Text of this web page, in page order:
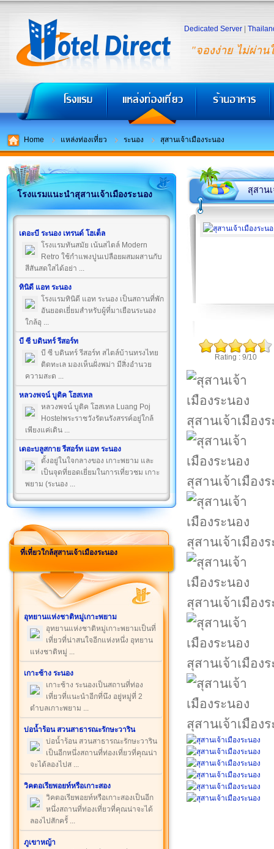
"จองง่าย ไม่ผ่าน
Dedicated Server
Home แหล่งท่องเที่ยว ระนอง สุสานเจ้าเมืองระนอง
โรงแรมแนะนำสุสานเจ้าเมืองระนอง
เดอะบี ระนอง เทรนด์ โฮเต็ล
โรงแรมทันสมัย เน้นสไตล์ Modern
Retro ใช้กำแพงปูนเปลือยผสมผสานกับ
สีสันสดใสได้อย่า ...
ทินิดี แอท ระนอง
โรงแรมทินิดี แอท ระนอง เป็นสถานที่พัก
อันยอดเยี่ยมสำหรับผู้ที่มาเยือนระนอง
ใกล้อุ ...
บี ซี บดินทร์ รีสอร์ท
บี ซี บดินทร์ รีสอร์ท สไตล์บ้านทรงไทย
ติดทะเล มองเห็นฝั่งพม่า มีสิ่งอำนวย
ความสะด ...
หลวงพจน์ บูติค โฮสเทล
หลวงพจน์ บูติค โฮสเทล Luang Poj
Hostelพระราชวังรัตนรังสรรค์อยู่ใกล้
เพียงแค่เดิน ...
เดอะบลูสกาย รีสอร์ท แอท ระนอง
ตั้งอยู่ในใจกลางของ เกาะพยาม และ
เป็นจุดที่ยอดเยี่ยมในการเที่ยวชม เกาะ
พยาม (ระนอง ...
ที่เที่ยวใกล้สุสานเจ้าเมืองระนอง
อุทยานแห่งชาติหมู่เกาะพยาม
อุทยานแห่งชาติหมู่เกาะพยามเป็นที่
เที่ยวที่น่าสนใจอีกแห่งหนึ่ง อุทยาน
แห่งชาติหมู่ ...
เกาะช้าง ระนอง
เกาะช้าง ระนองเป็นสถานที่ท่อง
เที่ยวที่แนะนำอีกที่นึง อยู่หมู่ที่ 2
ตำบลเกาะพยาม ...
บ่อน้ำร้อน สวนสาธารณะรักษะวาริน
บ่อน้ำร้อน สวนสาธารณะรักษะวาริน
เป็นอีกหนึ่งสถานที่ท่องเที่ยวที่คุณน่า
จะได้ลองไปส ...
วิคตอเรียพอยท์หรือเกาะสอง
วิคตอเรียพอยท์หรือเกาะสองเป็นอีก
หนึ่งสถานที่ท่องเที่ยวที่คุณน่าจะได้
ลองไปสักครั้ ...
ภูเขาหญ้า
สุสาน
Rating : 9/10
สุสานเจ้าเมือง
สุสานเจ้าเมือง
สุสานเจ้าเมือง
สุสานเจ้าเมือง
สุสานเจ้าเมือง
สุสานเจ้าเมือง